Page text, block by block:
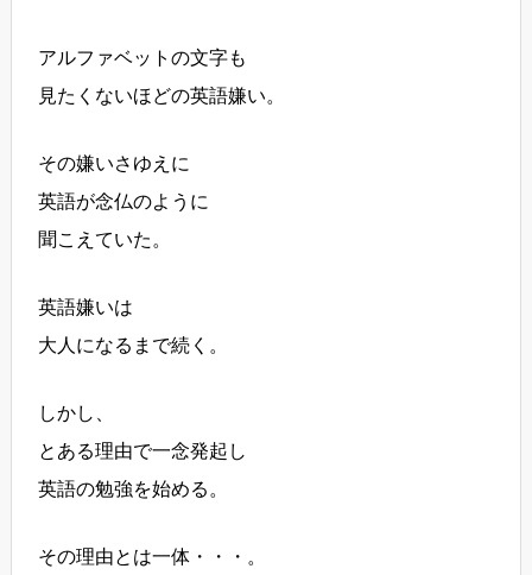
アルファベットの文字も
見たくないほどの英語嫌い。
その嫌いさゆえに
英語が念仏のように
聞こえていた。
英語嫌いは
大人になるまで続く。
しかし、
とある理由で一念発起し
英語の勉強を始める。
その理由とは一体・・・。